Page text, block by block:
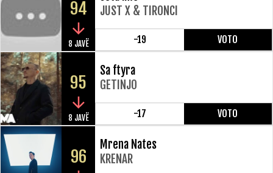
94
8 JAVË
JUST X & TIRONCI
-19 VOTO
95
8 JAVË
Sa ftyra
GETINJO
-17 VOTO
96
Mrena Nates
KRENAR